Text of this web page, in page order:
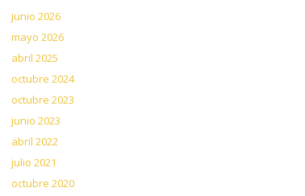
junio 2026
mayo 2026
abril 2025
octubre 2024
octubre 2023
junio 2023
abril 2022
julio 2021
octubre 2020